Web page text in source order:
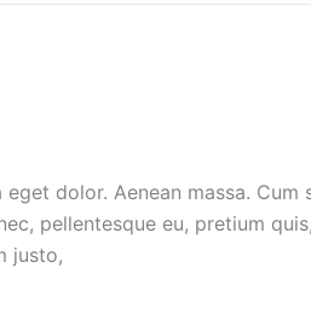
dolor. Aenean massa. Cum
pellentesque eu, pretium
justo,